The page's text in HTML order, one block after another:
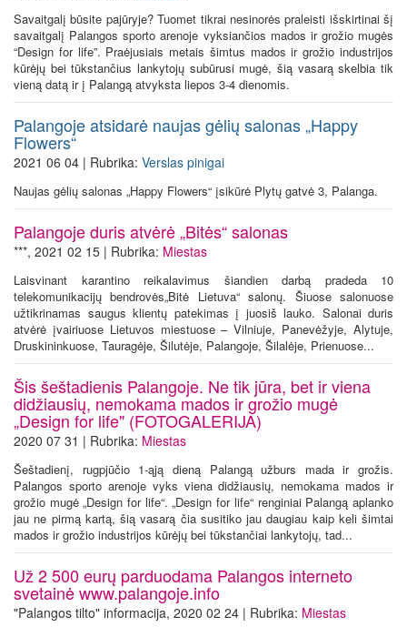
Savaitgalį būsite pajūryje? Tuomet tikrai nesinorės praleisti išskirtinai šį
savaitgalį Palangos sporto arenoje vyksiančios mados ir grožio mugės
“Design for life”. Praėjusiais metais šimtus mados ir grožio industrijos
kūrėjų bei tūkstančius lankytojų subūrusi mugė, šią vasarą skelbia tik
vieną datą ir į Palangą atvyksta liepos 3-4 dienomis.
Palangoje atsidarė naujas gėlių salonas „Happy
Flowers“
2021 06 04 | Rubrika: Verslas pinigai
Naujas gėlių salonas „Happy Flowers“ įsikūrė Plytų gatvė 3, Palanga.
Palangoje duris atvėrė „Bitės“ salonas
***, 2021 02 15 | Rubrika: Miestas
Laisvinant karantino reikalavimus šiandien darbą pradeda 10
telekomunikacijų bendrovės„Bitė Lietuva“ salonų. Šiuose salonuose
užtikrinamas saugus klientų patekimas į juosiš lauko. Salonai duris
atvėrė įvairiuose Lietuvos miestuose – Vilniuje, Panevėžyje, Alytuje,
Druskininkuose, Tauragėje, Šilutėje, Palangoje, Šilalėje, Prienuose...
Šis šeštadienis Palangoje. Ne tik jūra, bet ir viena
didžiausių, nemokama mados ir grožio mugė
„Design for life" (FOTOGALERIJA)
2020 07 31 | Rubrika: Miestas
Šeštadienį, rugpjūčio 1-ąją dieną Palangą užburs mada ir grožis.
Palangos sporto arenoje vyks viena didžiausių, nemokama mados ir
grožio mugė „Design for life“. „Design for life“ renginiai Palangą aplanko
jau ne pirmą kartą, šią vasarą čia susitiko jau daugiau kaip keli šimtai
mados ir grožio industrijos kūrėjų bei tūkstančiai lankytojų, tad...
Už 2 500 eurų parduodama Palangos interneto
svetainė www.palangoje.info
"Palangos tilto" informacija, 2020 02 24 | Rubrika: Miestas